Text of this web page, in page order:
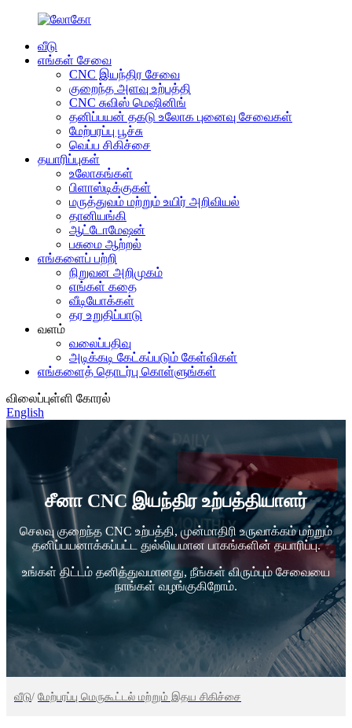
வீடு
எங்கள் சேவை
CNC இயந்திர சேவை
குறைந்த அளவு உற்பத்தி
CNC சுவிஸ் மெஷினிங்
தனிப்பயன் தகடு உலோக புனைவு சேவைகள்
மேற்பரப்பு பூச்சு
வெப்ப சிகிச்சை
தயாரிப்புகள்
உலோகங்கள்
பிளாஸ்டிக்குகள்
மருத்துவம் மற்றும் உயிர் அறிவியல்
தானியங்கி
ஆட்டோமேஷன்
பசுமை ஆற்றல்
எங்களைப் பற்றி
நிறுவன அறிமுகம்
எங்கள் கதை
வீடியோக்கள்
தர உறுதிப்பாடு
வளம்
வலைப்பதிவு
அடிக்கடி கேட்கப்படும் கேள்விகள்
எங்களைத் தொடர்பு கொள்ளுங்கள்
விலைப்புள்ளி கோரல்
English
சீனா CNC இயந்திர உற்பத்தியாளர்
செலவு குறைந்த CNC உற்பத்தி, முன்மாதிரி உருவாக்கம் மற்றும்
தனிப்பயனாக்கப்பட்ட துல்லியமான பாகங்களின் தயாரிப்பு.
உங்கள் திட்டம் தனித்துவமானது, நீங்கள் விரும்பும் சேவையை
நாங்கள் வழங்குகிறோம்.
வீடு/ மேற்பரப்பு மெருகூட்டல் மற்றும் இதய சிகிச்சை